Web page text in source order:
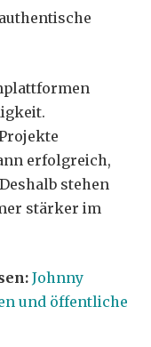
erfolgreich,
stehen
stärker im
Johnny
und öffentliche